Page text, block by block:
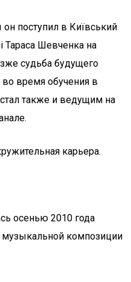
поступил в Київський
Тараса Шевченка на
судьба будущего
во время обучения в
также и ведущим на
карьера.
осенью 2010 года
музыкальной композиции